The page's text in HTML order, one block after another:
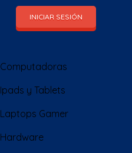
INICIAR SESIÓN
Computadoras
Ipads y Tablets
Laptops Gamer
Hardware